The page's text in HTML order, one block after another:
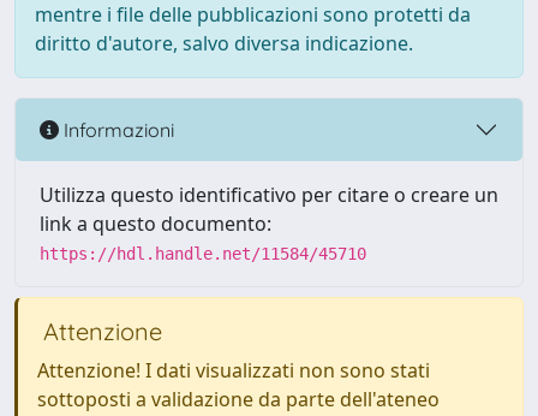
mentre i file delle pubblicazioni sono protetti da
diritto d'autore, salvo diversa indicazione.
Informazioni
Utilizza questo identificativo per citare o creare un
link a questo documento:
https://hdl.handle.net/11584/45710
Attenzione
Attenzione! I dati visualizzati non sono stati
sottoposti a validazione da parte dell'ateneo